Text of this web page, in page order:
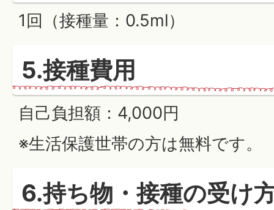
1回（接種量：0.5ml）
5.接種費用
自己負担額：4,000円
※生活保護世帯の方は無料です。
6.持ち物・接種の受け